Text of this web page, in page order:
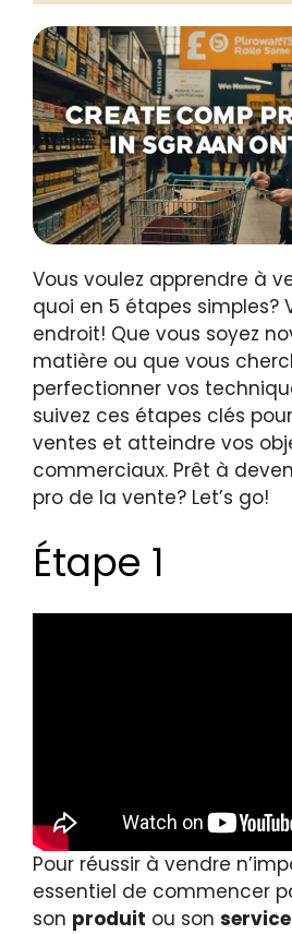
Vous voulez apprendre à
quoi en 5 étapes simples?
endroit! Que vous soyez
matière ou que vous
perfectionner vos
suivez ces étapes clés
ventes et atteindre vos
commerciaux. Prêt à
pro de la vente? Let’s go!
Étape 1
Pour réussir à vendre
essentiel de commencer
son produit ou son service